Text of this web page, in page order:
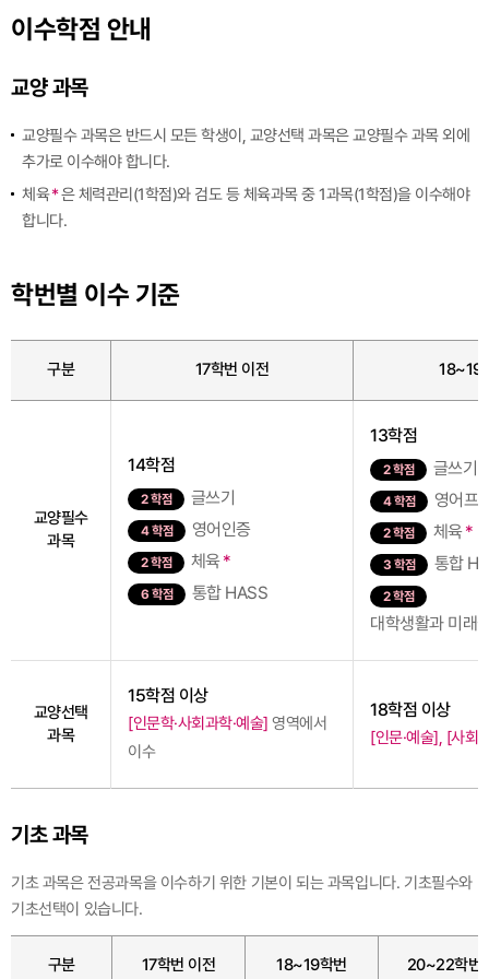
이수학점 안내
교양 과목
교양필수 과목은 반드시 모든 학생이, 교양선택 과목은 교양필수 과목 외에
추가로 이수해야 합니다.
체육*은 체력관리(1학점)와 검도 등 체육과목 중 1과목(1학점)을 이수해야
합니다.
학번별 이수 기준
구분 17학번 이전 18~19
교양필수
과목
14학점
2 학점 글쓰기
4 학점 영어인증
2 학점 체육*
6 학점 통합 HASS
13학점
2 학점 글쓰기
4 학점 영어프
2 학점 체육*
3 학점 통합
2 학점
대학생활과 미래
교양선택
과목
15학점 이상
[인문학·사회과학·예술] 영역에서
이수
18학점 이상
[인문·예술], [사회
기초 과목
기초 과목은 전공과목을 이수하기 위한 기본이 되는 과목입니다. 기초필수와
기초선택이 있습니다.
구분 17학번 이전 18~19학번 20~22학번